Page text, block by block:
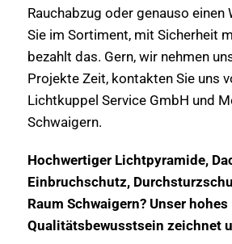
Rauchabzug oder genauso einen
Sie im Sortiment, mit Sicherheit
bezahlt das. Gern, wir nehmen
Projekte Zeit, kontakten Sie uns
Lichtkuppel Service GmbH und
Schwaigern.
Hochwertiger Lichtpyramide,
Einbruchschutz,
Raum Schwaigern? Unser hohes
Qualitätsbewusstsein zeichnet